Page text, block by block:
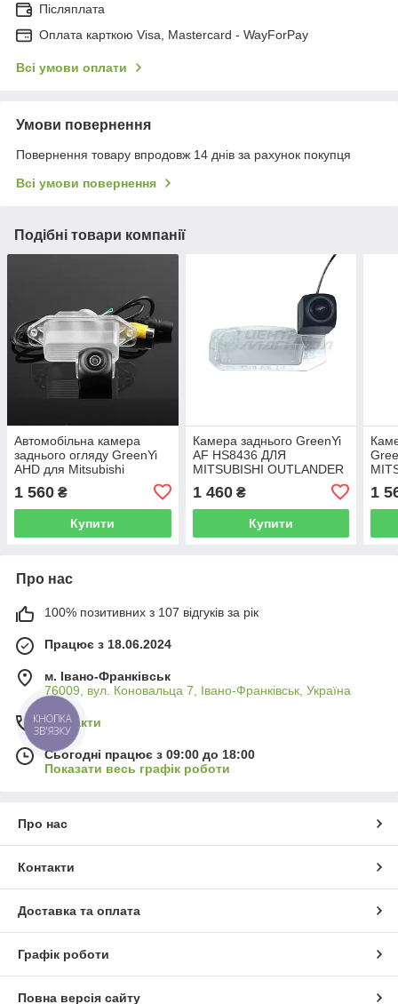
Післяплата
Оплата карткою Visa, Mastercard - WayForPay
Всі умови оплати
Умови повернення
Повернення товару впродовж 14 днів за рахунок покупця
Всі умови повернення
Подібні товари компанії
Автомобільна камера
заднього огляду GreenYi
AHD для Mitsubishi
1 560 ₴
Купити
Камера заднього GreenYi
AF HS8436 ДЛЯ
MITSUBISHI OUTLANDER
XPANDER
1 460₴
Купити
1
Про нас
100% позитивних з 107 відгуків за рік
Працює з 18.06.2024
м. Івано-Франківськ
76009, вул. Коновальца 7, Івано-Франківськ, Україна
Контакти
Сьогодні працює з 09:00 до 18:00
Показати весь графік роботи
Про нас
Контакти
Доставка та оплата
Графік роботи
Повна версія сайту
КНОПКА
ЗВ'ЯЗКУ